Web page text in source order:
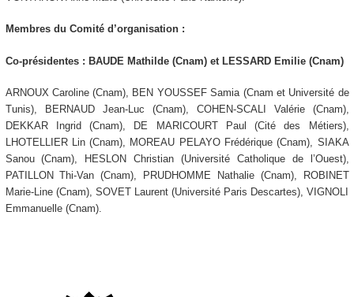
Membres du Comité d’organisation :
Co-présidentes : BAUDE Mathilde (Cnam) et LESSARD Emilie (Cnam)
ARNOUX Caroline (Cnam), BEN YOUSSEF Samia (Cnam et Université de
Tunis), BERNAUD Jean-Luc (Cnam), COHEN-SCALI Valérie (Cnam),
DEKKAR Ingrid (Cnam), DE MARICOURT Paul (Cité des Métiers),
LHOTELLIER Lin (Cnam), MOREAU PELAYO Frédérique (Cnam), SIAKA
Sanou (Cnam), HESLON Christian (Université Catholique de l’Ouest),
PATILLON Thi-Van (Cnam), PRUDHOMME Nathalie (Cnam), ROBINET
Marie-Line (Cnam), SOVET Laurent (Université Paris Descartes), VIGNOLI
Emmanuelle (Cnam).